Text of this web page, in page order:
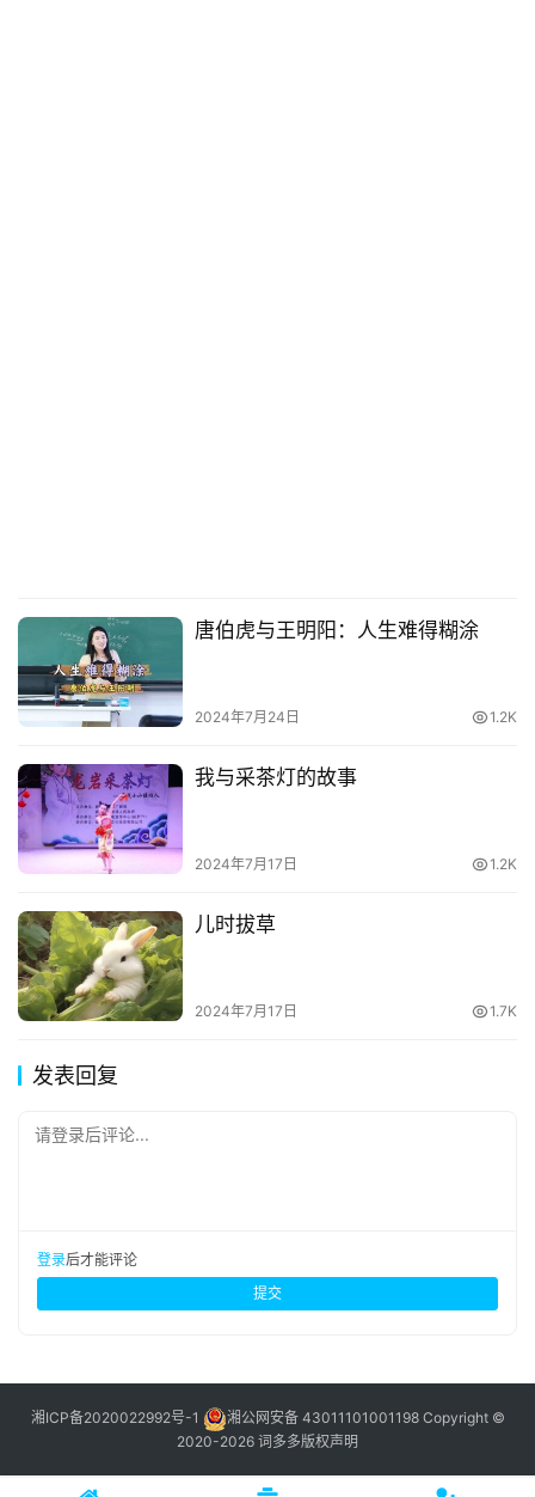
唐伯虎与王明阳：人生难得糊涂
2024年7月24日 1.2K
我与采茶灯的故事
2024年7月17日 1.2K
儿时拔草
2024年7月17日 1.7K
发表回复
请登录后评论...
登录后才能评论
提交
湘ICP备2020022992号-1 湘公网安备 43011101001198Copyright ©
2020-2026 词多多版权声明